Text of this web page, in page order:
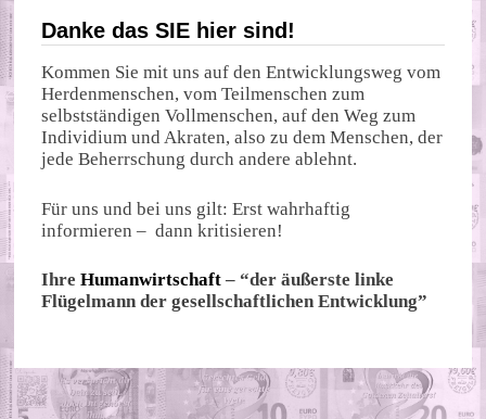
Danke das SIE hier sind!
Kommen Sie mit uns auf den Entwicklungsweg vom
Herdenmenschen, vom Teilmenschen zum
selbstständigen Vollmenschen, auf den Weg zum
Individium und Akraten, also zu dem Menschen, der
jede Beherrschung durch andere ablehnt.
Für uns und bei uns gilt: Erst wahrhaftig
informieren – dann kritisieren!
IhreHumanwirtschaft – “der äußerste linke
Flügelmann der gesellschaftlichen Entwicklung”